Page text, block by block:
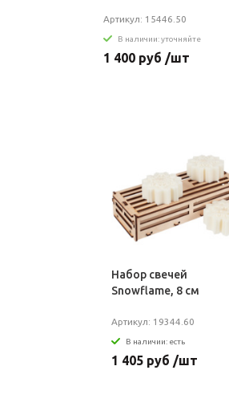
Артикул: 15446.50
В наличии: уточняйте
1 400 руб /шт
Набор свечей
Snowflame, 8 см
Артикул: 19344.60
В наличии: есть
1 405 руб /шт